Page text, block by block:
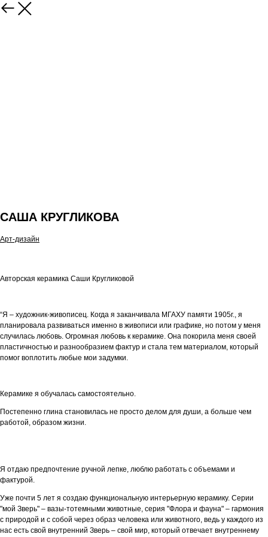
САША КРУГЛИКОВА
Арт-дизайн
Авторская керамика Саши Кругликовой
“Я – художник-живописец. Когда я заканчивала МГАХУ памяти 1905г., я
планировала развиваться именно в живописи или графике, но потом у меня
случилась любовь. Огромная любовь к керамике. Она покорила меня своей
пластичностью и разнообразием фактур и стала тем материалом, который
помог воплотить любые мои задумки.
Керамике я обучалась самостоятельно.
Постепенно глина становилась не просто делом для души, а больше чем
работой, образом жизни.
Я отдаю предпочтение ручной лепке, люблю работать с объемами и
фактурой.
Уже почти 5 лет я создаю функциональную интерьерную керамику. Серии
"мой Зверь" – вазы-тотемными животные, серия "Флора и фауна" – гармония
с природой и с собой через образ человека или животного, ведь у каждого из
нас есть свой внутренний Зверь – свой мир, который отвечает внутреннему